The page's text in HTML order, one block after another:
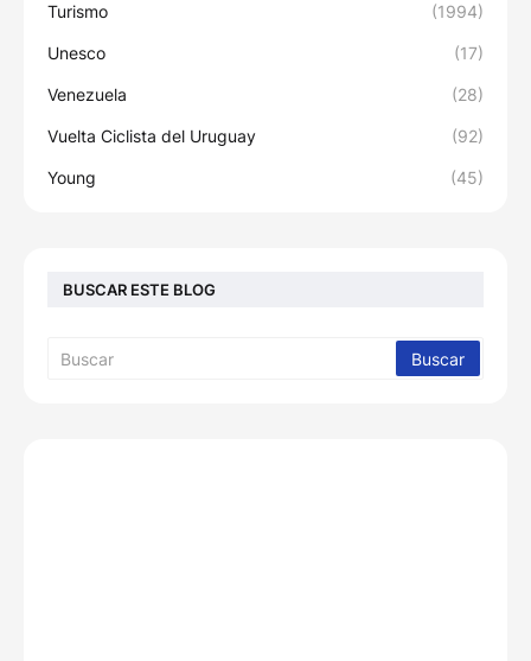
Turismo (1994)
Unesco (17)
Venezuela (28)
Vuelta Ciclista del Uruguay (92)
Young (45)
BUSCAR ESTE BLOG